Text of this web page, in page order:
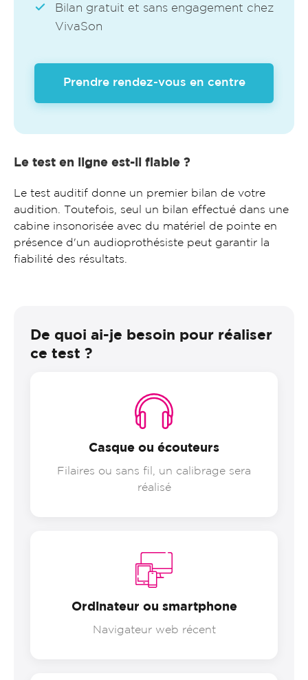
Bilan gratuit et sans engagement chez
VivaSon
Prendre rendez-vous en centre
Le test en ligne est-il fiable ?
Le test auditif donne un premier bilan de votre
audition. Toutefois, seul un bilan effectué dans une
cabine insonorisée avec du matériel de pointe en
présence d'un audioprothésiste peut garantir la
fiabilité des résultats.
De quoi ai-je besoin pour réaliser
ce test ?
Casque ou écouteurs
Filaires ou sans fil, un calibrage sera
réalisé
Ordinateur ou smartphone
Navigateur web récent